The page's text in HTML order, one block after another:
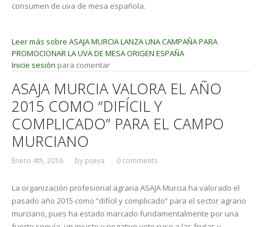
consumen de uva de mesa española.
Leer más sobre ASAJA MURCIA LANZA UNA CAMPAÑA PARA
PROMOCIONAR LA UVA DE MESA ORIGEN ESPAÑA
Inicie sesión para comentar
ASAJA MURCIA VALORA EL AÑO
2015 COMO “DIFÍCIL Y
COMPLICADO” PARA EL CAMPO
MURCIANO
Enero 4th, 2016 by pseva 0 comments
La organización profesional agraria ASAJA Murcia ha valorado el
pasado año 2015 como “difícil y complicado” para el sector agrario
murciano, pues ha estado marcado fundamentalmente por una